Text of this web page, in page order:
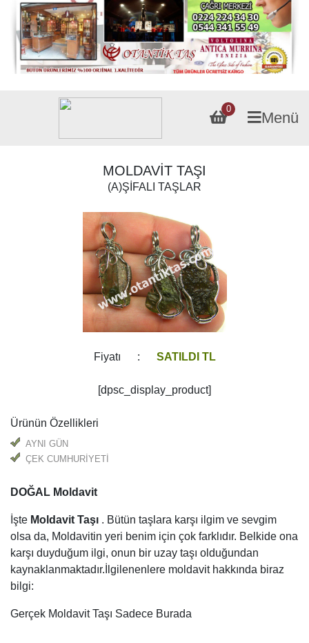
0
Menü
MOLDAVİT TAŞI
(A)ŞİFALI TAŞLAR
Fiyatı : SATILDI TL
[dpsc_display_product]
Ürünün Özellikleri
AYNI GÜN
ÇEK CUMHURİYETİ
DOĞAL Moldavit
İşte Moldavit Taşı . Bütün taşlara karşı ilgim ve sevgim
olsa da, Moldavitin yeri benim için çok farklıdır. Belkide ona
karşı duyduğum ilgi, onun bir uzay taşı olduğundan
kaynaklanmaktadır.İlgilenenlere moldavit hakkında biraz
bilgi:
Gerçek Moldavit Taşı Sadece Burada